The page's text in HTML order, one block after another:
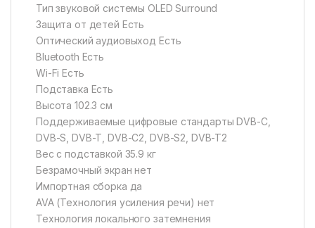
Тип звуковой системы OLED Surround
Защита от детей Есть
Оптический аудиовыход Есть
Bluetooth Есть
Wi-Fi Есть
Подставка Есть
Высота 102.3 см
Поддерживаемые цифровые стандарты DVB-C,
DVB-S, DVB-T, DVB-C2, DVB-S2, DVB-T2
Вес с подставкой 35.9 кг
Безрамочный экран нет
Импортная сборка да
AVA (Технология усиления речи) нет
Технология локального затемнения